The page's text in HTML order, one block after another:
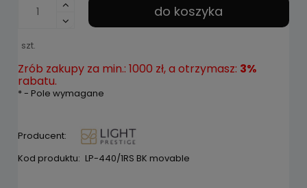
szt.
do koszyka
Zrób zakupy za min.: 1000 zł, a otrzymasz: 3%
rabatu.
*- Pole wymagane
Producent:
Kod produktu: LP-440/1RS BK movable